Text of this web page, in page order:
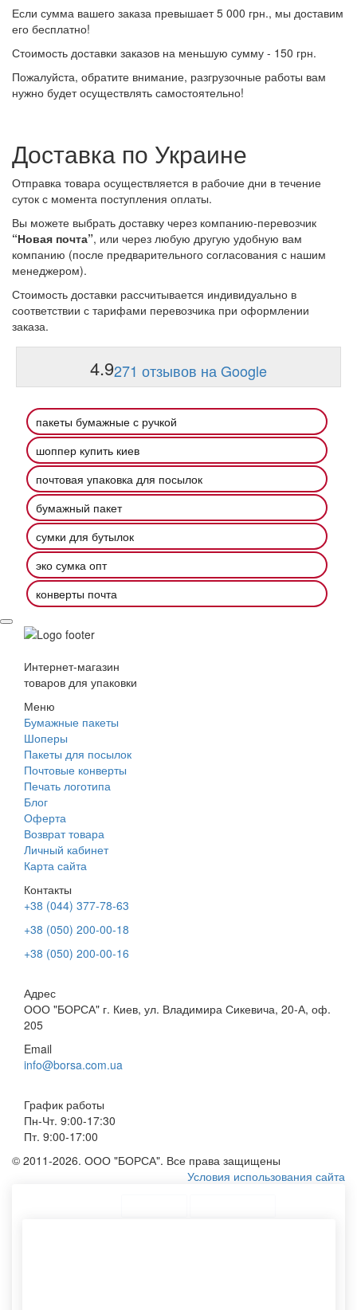
Если сумма вашего заказа превышает 5 000 грн., мы доставим
его бесплатно!
Стоимость доставки заказов на меньшую сумму - 150 грн.
Пожалуйста, обратите внимание, разгрузочные работы вам
нужно будет осуществлять самостоятельно!
Доставка по Украине
Отправка товара осуществляется в рабочие дни в течение
суток с момента поступления оплаты.
Вы можете выбрать доставку через компанию-перевозчик
“Новая почта”, или через любую другую удобную вам
компанию (после предварительного согласования с нашим
менеджером).
Стоимость доставки рассчитывается индивидуально в
соответствии с тарифами перевозчика при оформлении
заказа.
4.9271 отзывов на Google
пакеты бумажные с ручкой
шоппер купить киев
почтовая упаковка для посылок
бумажный пакет
сумки для бутылок
эко сумка опт
конверты почта
Интернет-магазин
товаров для упаковки
Меню
Бумажные пакеты
Шоперы
Пакеты для посылок
Почтовые конверты
Печать логотипа
Блог
Оферта
Возврат товара
Личный кабинет
Карта сайта
Контакты
+38 (044) 377-78-63
+38 (050) 200-00-18
+38 (050) 200-00-16
Адрес
ООО "БОРСА" г. Киев, ул. Владимира Сикевича, 20-А, оф.
205
Email
info@borsa.com.ua
График работы
Пн-Чт. 9:00-17:30
Пт. 9:00-17:00
© 2011-2026. ООО "БОРСА". Все права защищены
Условия использования сайта